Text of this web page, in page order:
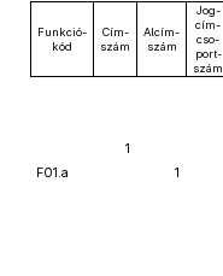
Funkció-
kód
Cím-
szám
Alcím-
szám
Jog-
cím-
cso-
port-
szám
1
F01.a
1